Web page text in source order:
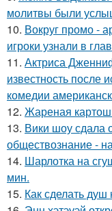
молитвы были
10. Вокруг промо -
игроки узнали в
11. Актриса
известность
комедии
12. Жареная
13. Вики шоу сдала
обществознание -
14. Шарлотка на
мин.
15. Как сделать